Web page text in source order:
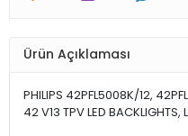
Ürün Açıklaması
PHILIPS 42PFL5008K/12,
42 V13 TPV LED BACKLIGHTS,